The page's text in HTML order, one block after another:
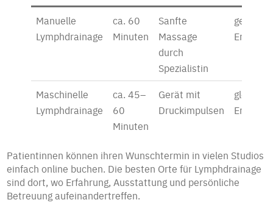
Manuelle
Lymphdrainage
ca. 60
Minuten
Sanfte
Massage
durch
Spezialistin
gezielte
Maschinelle
Lymphdrainage
ca. 45–
60
Minuten
Gerät mit
Druckimpulsen
Patientinnen können ihren Wunschtermin in vielen Studios
einfach online buchen. Die besten Orte für Lymphdrainage
sind dort, wo Erfahrung, Ausstattung und persönliche
Betreuung aufeinandertreffen.